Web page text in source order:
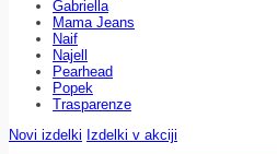
Gabriella
Mama Jeans
Naif
Najell
Pearhead
Popek
Trasparenze
Novi izdelki Izdelki v akciji